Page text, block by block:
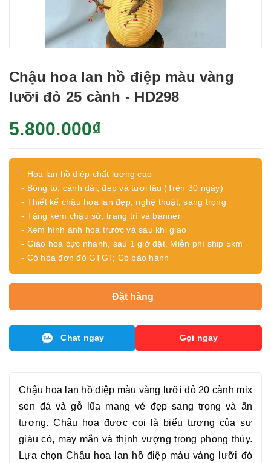
Chậu hoa lan hồ điệp màu vàng
lưỡi đỏ 25 cành - HD298
5.800.000₫
- Hoa lan hồ điệp chất lượng cao
- Bông to, cành dài, đẹp và tươi lâu (Trên 30 ngày)
- Thiết kế chậu hoa lan đẹp, nghệ thuật, sang trọng
- Tặng kèm chậu sứ, trang trí và banner
- Xem hình ảnh hoa trước và sau khi giao
- Giao hoa cực nhanh, sau 1 giờ đặt. Miễn phí ship 5km
- Có hóa đơn đỏ GTGT; Có bảo hành
Đặt hàng
Chat ngay Gọi ngay
Chậu hoa lan hồ điệp màu vàng lưỡi đỏ 20 cành mix
sen đá và gỗ lũa mang vẻ đẹp sang trọng và ấn
tượng. Chậu hoa được coi là biểu tượng của sự
giàu có, may mắn và thịnh vượng trong phong thủy.
Lựa chọnChậu hoa lan hồ điệp màu vàng lưỡi đỏ